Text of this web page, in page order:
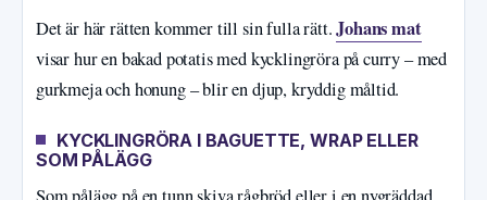
Det är här rätten kommer till sin fulla rätt.Johans mat
visar hur en bakad potatis med kycklingröra på curry – med
gurkmeja och honung – blir en djup, kryddig måltid.
KYCKLINGRÖRA I BAGUETTE, WRAP ELLER
SOM PÅLÄGG